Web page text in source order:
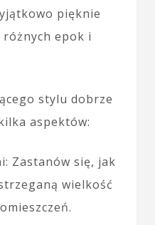
pięknie
epok i
stylu dobrze
aspektów:
Zastanów się, jak
wielkość